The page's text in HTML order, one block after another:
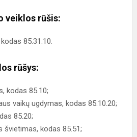
veiklos rūšis:
85.31.10.
rūšys:
kodas 85.10;
vaikų ugdymas, kodas 85.10.20;
85.20;
švietimas, kodas 85.51;